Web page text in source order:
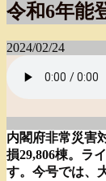
令和6年能
2024/02/24
内閣府非常災害
損29,806棟。ラ
す。今号では、